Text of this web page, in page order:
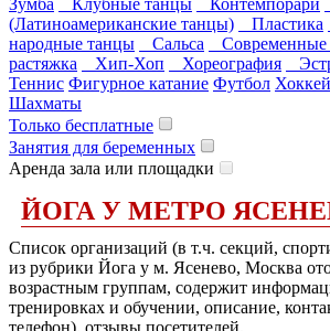
Зумба
Клубные танцы Контемпорари
(Латиноамериканские танцы)
Пластика
народные танцы
Сальса Современные
растяжка
Хип-Хоп Хореография
Теннис Фигурное катание Футбол Хоккей
Шахматы
Только бесплатные
Занятия для беременных
Аренда зала или площадки
ЙОГА У МЕТРО
Список организаций (в т.ч. секций,
из рубрики Йога у м. Ясенево, Москва
возрастным группам, содержит
тренировках и обучении, описание,
телефон), отзывы посетителей.